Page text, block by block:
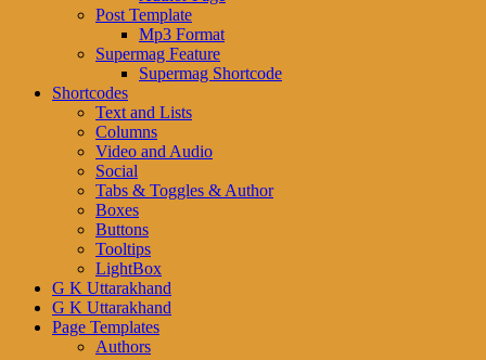
Post Template
Mp3 Format
Supermag Feature
Supermag Shortcode
Shortcodes
Text and Lists
Columns
Video and Audio
Social
Tabs & Toggles & Author
Boxes
Buttons
Tooltips
LightBox
G K Uttarakhand
G K Uttarakhand
Page Templates
Authors